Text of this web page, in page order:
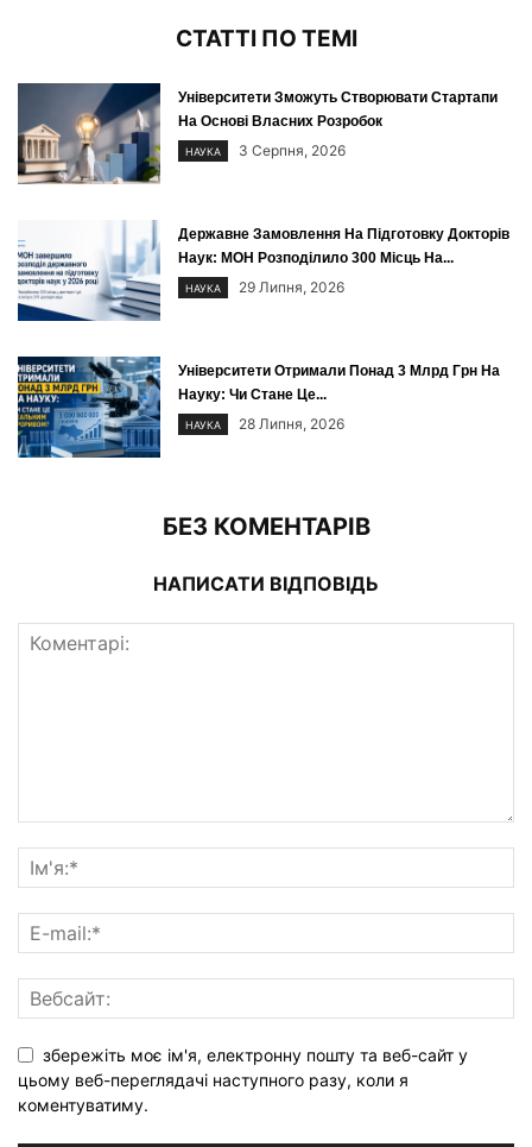
СТАТТІ ПО ТЕМІ
Університети Зможуть Створювати Стартапи
На Основі Власних Розробок
НАУКА 3 Серпня, 2026
Державне Замовлення На Підготовку Докторів
Наук: МОН Розподілило 300 Місць На...
НАУКА 29 Липня, 2026
Університети Отримали Понад 3 Млрд Грн На
Науку: Чи Стане Це...
НАУКА 28 Липня, 2026
БЕЗ КОМЕНТАРІВ
НАПИСАТИ ВІДПОВІДЬ
збережіть моє ім'я, електронну пошту та веб-сайт у
цьому веб-переглядачі наступного разу, коли я
коментуватиму.